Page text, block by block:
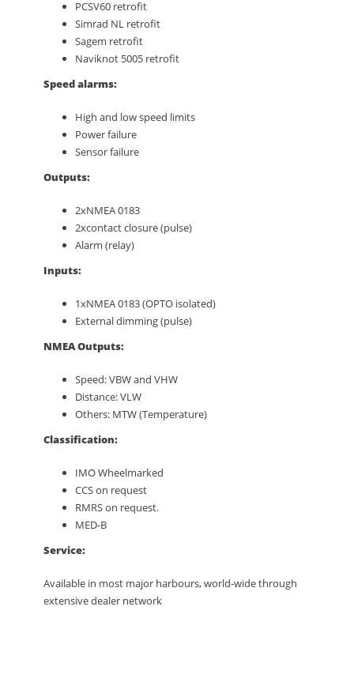
PCSV60 retrofit
Simrad NL retrofit
Sagem retrofit
Naviknot 5005 retrofit
Speed alarms:
High and low speed limits
Power failure
Sensor failure
Outputs:
2xNMEA 0183
2xcontact closure (pulse)
Alarm (relay)
Inputs:
1xNMEA 0183 (OPTO isolated)
External dimming (pulse)
NMEA Outputs:
Speed: VBW and VHW
Distance: VLW
Others: MTW (Temperature)
Classification:
IMO Wheelmarked
CCS on request
RMRS on request.
MED-B
Service:
Available in most major harbours, world-wide through
extensive dealer network